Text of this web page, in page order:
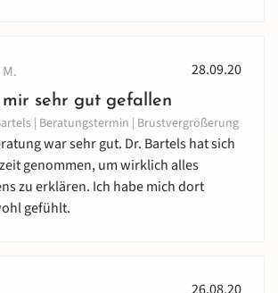
28.09.20
mir sehr gut gefallen
| Beratungstermin | Brustvergrößerung
war sehr gut. Dr. Bartels hat sich
genommen, um wirklich alles
zu erklären. Ich habe mich dort
gefühlt.